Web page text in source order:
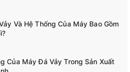
Và Hệ Thống Của Máy Bao Gồm
Của Máy Đá Vảy Trong Sản Xuất